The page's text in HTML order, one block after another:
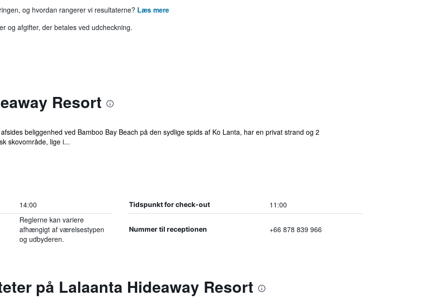
og hvordan rangerer vi resultaterne? Læs mere
og afgifter, der betales ved udcheckning.
Resort
beliggenhed ved Bamboo Bay Beach på den sydlige spids af Ko Lanta, har en privat strand og 2
skovområde, lige i...
14:00 Tidspunkt for check-out 11:00
Reglerne kan variere
afhængigt af værelsestypen
og udbyderen.
Nummer til receptionen +66 878 839 966
på Lalaanta Hideaway Resort